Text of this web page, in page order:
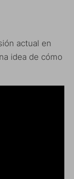
actual en
idea de cómo